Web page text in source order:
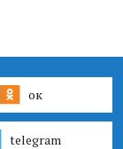
ок
telegram